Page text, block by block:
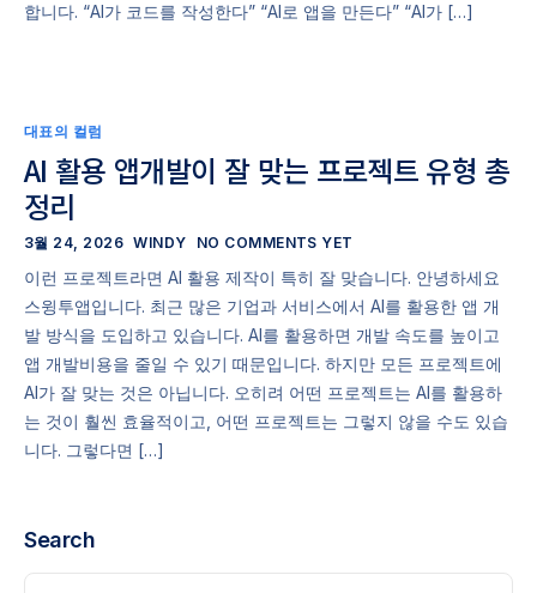
합니다. “AI가 코드를 작성한다” “AI로 앱을 만든다” “AI가 […]
대표의 컬럼
AI 활용 앱개발이 잘 맞는 프로젝트 유형 총
정리
3월 24, 2026 WINDY NO COMMENTS YET
이런 프로젝트라면 AI 활용 제작이 특히 잘 맞습니다. 안녕하세요
스윙투앱입니다. 최근 많은 기업과 서비스에서 AI를 활용한 앱 개
발 방식을 도입하고 있습니다. AI를 활용하면 개발 속도를 높이고
앱 개발비용을 줄일 수 있기 때문입니다. 하지만 모든 프로젝트에
AI가 잘 맞는 것은 아닙니다. 오히려 어떤 프로젝트는 AI를 활용하
는 것이 훨씬 효율적이고, 어떤 프로젝트는 그렇지 않을 수도 있습
니다. 그렇다면 […]
Search